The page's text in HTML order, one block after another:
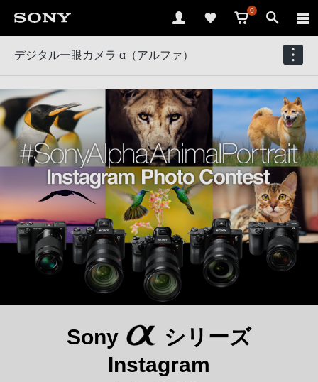
0
デジタル一眼カメラ α（アルファ）
Sony
シリーズ
Instagram